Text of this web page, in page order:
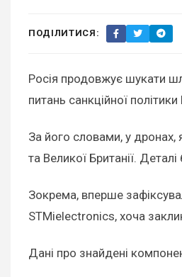
ПОДІЛИТИСЯ:
Росія продовжує шукати
питань санкційної
За його словами, у дронах,
та Великої Британії.
Зокрема, вперше
STMielectronics, хоча
Дані про знайдені